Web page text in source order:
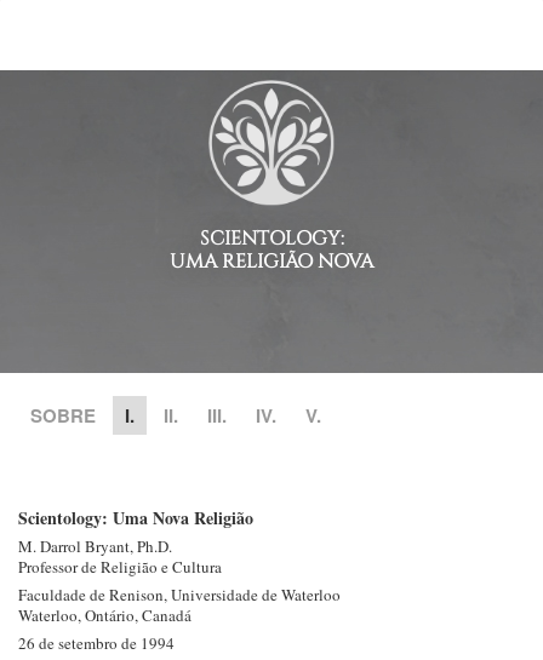
SCIENTOLOGY:
UMA RELIGIÃO NOVA
SOBRE I. II. III. IV. V.
Scientology: Uma Nova Religião
M. Darrol Bryant, Ph.D.
Professor de Religião e Cultura
Faculdade de Renison, Universidade de Waterloo
Waterloo, Ontário, Canadá
26 de setembro de 1994